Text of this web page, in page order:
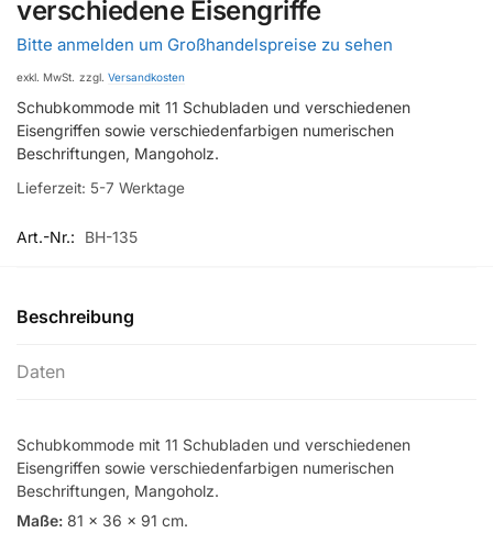
verschiedene Eisengriffe
Bitte anmelden um Großhandelspreise zu sehen
exkl. MwSt. zzgl. Versandkosten
Schubkommode mit 11 Schubladen und verschiedenen
Eisengriffen sowie verschiedenfarbigen numerischen
Beschriftungen, Mangoholz.
Lieferzeit: 5-7 Werktage
Art.-Nr.: BH-135
Beschreibung
Daten
Schubkommode mit 11 Schubladen und verschiedenen
Eisengriffen sowie verschiedenfarbigen numerischen
Beschriftungen, Mangoholz.
Maße: 81 x 36 x 91 cm.